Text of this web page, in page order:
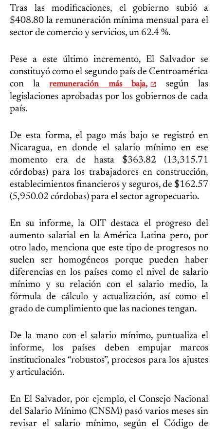
Tras las modificaciones, el gobierno subió a
$408.80 la remuneración mínima mensual para el
sector de comercio y servicios, un 62.4 %.
Pese a este último incremento, El Salvador se
constituyó como el segundo país de Centroamérica
con laremuneración más baja,
según las
legislaciones aprobadas por los gobiernos de cada
país.
De esta forma, el pago más bajo se registró en
Nicaragua, en donde el salario mínimo en ese
momento era de hasta $363.82 (13,315.71
córdobas) para los trabajadores en construcción,
establecimientos financieros y seguros, de $162.57
(5,950.02 córdobas) para el sector agropecuario.
En su informe, la OIT destaca el progreso del
aumento salarial en la América Latina pero, por
otro lado, menciona que este tipo de progresos no
suelen ser homogéneos porque pueden haber
diferencias en los países como el nivel de salario
mínimo y su relación con el salario medio, la
fórmula de cálculo y actualización, así como el
grado de cumplimiento que las naciones tengan.
De la mano con el salario mínimo, puntualiza el
informe, los países deben empujar marcos
institucionales “robustos”, procesos para los ajustes
y articulación.
En El Salvador, por ejemplo, el Consejo Nacional
del Salario Mínimo (CNSM) pasó varios meses sin
revisar el salario mínimo, según el Código de